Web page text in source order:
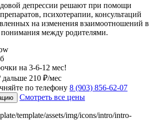
депрессии решают при помощи
психотерапии, консультаций
на изменения взаимоотношений в
между родителями.
на 3-6-12 мес!
210 ₽/мес
по телефону 8 (903) 856-62-07
Смотреть все цены